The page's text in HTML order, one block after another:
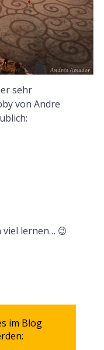
sehr
von Andre
viel lernen… 😉
im Blog